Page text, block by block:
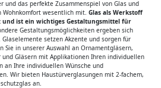
und das perfekte Zusammenspiel von Glas und
wesentlich mit. Glas als Werkstoff
ist ein wichtiges Gestaltungsmittel für
Gestaltungsmöglichkeiten ergeben sich
setzen Akzente und sorgen für
Sie in unserer Auswahl an Ornamentgläsern,
und Gläsern mit Applikationen Ihren individuellen
an Ihre individuellen Wünsche und
Wir bieten Haustürver­glasungen mit 2-fachem,
an.